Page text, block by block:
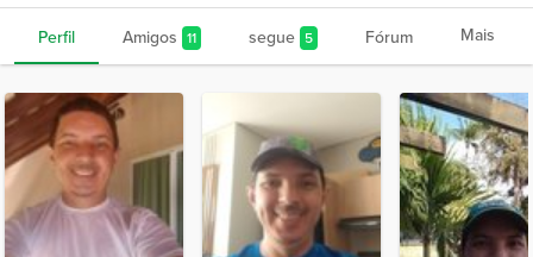
Perfil Amigos 11 segue 5 Fórum Mais